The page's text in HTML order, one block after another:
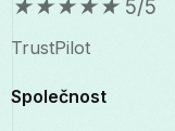
★★★★★ 5/5
TrustPilot
Společnost